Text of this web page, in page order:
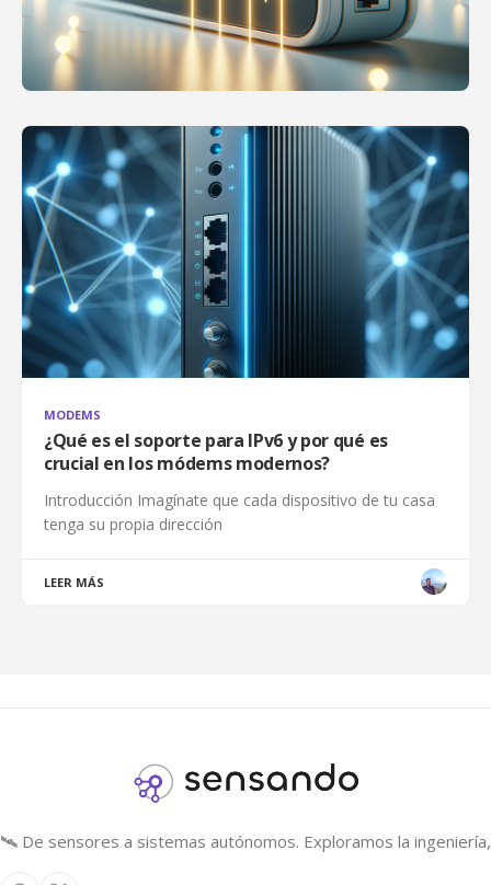
MODEMS
¿Qué es el soporte para IPv6 y por qué es
crucial en los módems modernos?
Introducción Imagínate que cada dispositivo de tu casa
tenga su propia dirección
LEER MÁS
🛰️ De sensores a sistemas autónomos. Exploramos la